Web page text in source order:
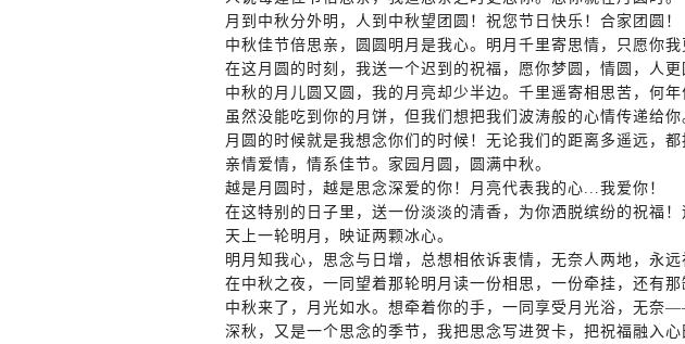
月到中秋分外明，人到中秋望团圆！祝您节日快乐！合家团圆！
中秋佳节倍思亲，圆圆明月是我心。明月千里寄思情，只愿你我
在这月圆的时刻，我送一个迟到的祝福，愿你梦圆，情圆，人更
中秋的月儿圆又圆，我的月亮却少半边。千里遥寄相思苦，何年
虽然没能吃到你的月饼，但我们想把我们波涛般的心情传递给你
月圆的时候就是我想念你们的时候！无论我们的距离多遥远，都
亲情爱情，情系佳节。家园月圆，圆满中秋。
越是月圆时，越是思念深爱的你！月亮代表我的心...我爱你！
在这特别的日子里，送一份淡淡的清香，为你洒脱缤纷的祝福！
天上一轮明月，映证两颗冰心。
明月知我心，思念与日增，总想相依诉衷情，无奈人两地，永远
在中秋之夜，一同望着那轮明月读一份相思，一份牵挂，还有那
中秋来了，月光如水。想牵着你的手，一同享受月光浴，无奈
深秋，又是一个思念的季节，我把思念写进贺卡，把祝福融入心